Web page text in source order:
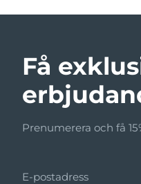
Få
Prenumerera och få
E-postadress